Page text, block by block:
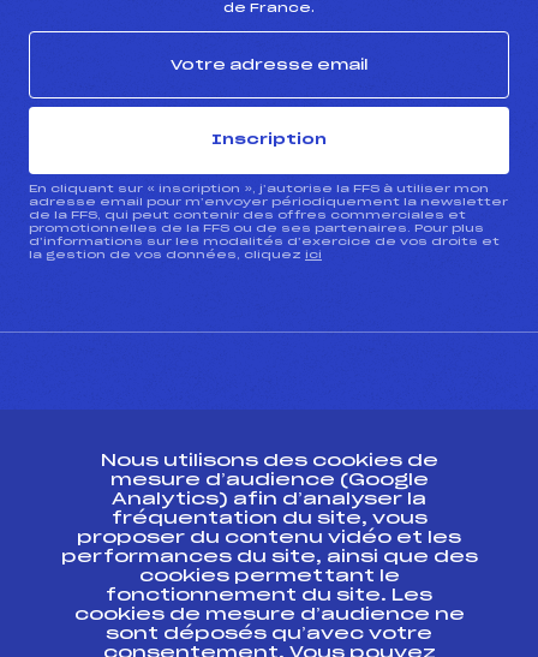
de France.
Inscription
En cliquant sur « inscription », j’autorise la FFS à utiliser mon
adresse email pour m’envoyer périodiquement la newsletter
de la FFS, qui peut contenir des offres commerciales et
promotionnelles de la FFS ou de ses partenaires. Pour plus
d’informations sur les modalités d’exercice de vos droits et
la gestion de vos données, cliquez ici
Ressources
Pass’Neige
Projet sportif fédéral
Projet de performance fédéral
Antidopage
Nous utilisons des cookies de
mesure d’audience (Google
Analytics) afin d’analyser la
fréquentation du site, vous
proposer du contenu vidéo et les
performances du site, ainsi que des
cookies permettant le
fonctionnement du site. Les
cookies de mesure d’audience ne
sont déposés qu’avec votre
consentement. Vous pouvez